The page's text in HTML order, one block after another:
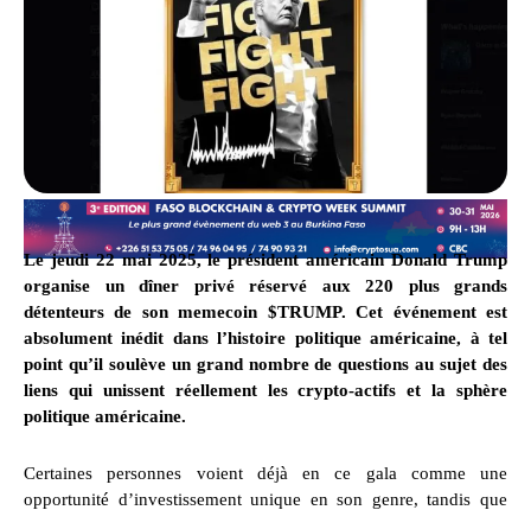
Le jeudi 22 mai 2025, le président américain Donald Trump
organise un dîner privé réservé aux 220 plus grands
détenteurs de son memecoin $TRUMP. Cet événement est
absolument inédit dans l’histoire politique américaine, à tel
point qu’il soulève un grand nombre de questions au sujet des
liens qui unissent réellement les crypto-actifs et la sphère
politique américaine.
Certaines personnes voient déjà en ce gala comme une
opportunité d’investissement unique en son genre, tandis que